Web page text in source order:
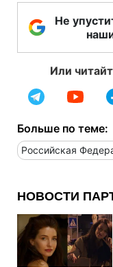
Не
Или
Больше по теме:
Российская